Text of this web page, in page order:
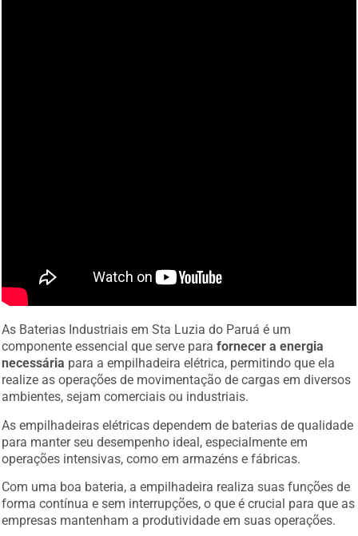
As Baterias Industriais em Sta Luzia do Paruá é um
componente essencial que serve parafornecer a energia
necessária para a empilhadeira elétrica, permitindo que ela
realize as operações de movimentação de cargas em diversos
ambientes, sejam comerciais ou industriais.
As empilhadeiras elétricas dependem de baterias de qualidade
para manter seu desempenho ideal, especialmente em
operações intensivas, como em armazéns e fábricas.
Com uma boa bateria, a empilhadeira realiza suas funções de
forma contínua e sem interrupções, o que é crucial para que as
empresas mantenham a produtividade em suas operações.